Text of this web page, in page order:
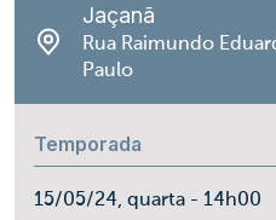
Jaçanã
Rua Raimundo
Paulo
Temporada
15/05/24, quarta - 14h00